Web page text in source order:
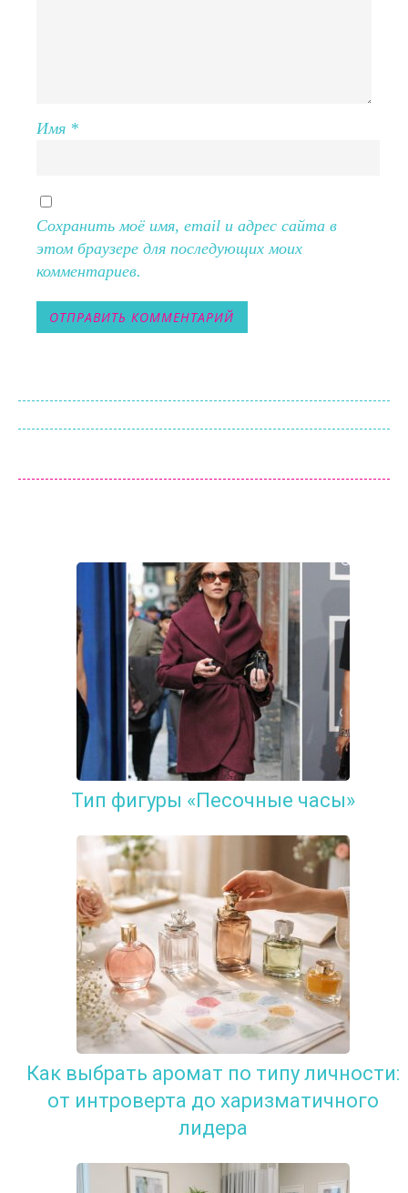
Имя *
Сохранить моё имя, email и адрес сайта в
этом браузере для последующих моих
комментариев.
Тип фигуры «Песочные часы»
Как выбрать аромат по типу личности:
от интроверта до харизматичного
лидера